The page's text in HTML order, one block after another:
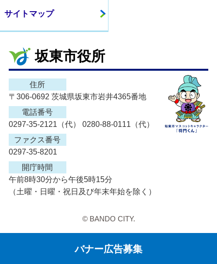
サイトマップ
坂東市役所
住所
〒306-0692 茨城県坂東市岩井4365番地
電話番号
0297-35-2121（代） 0280-88-0111（代）
ファクス番号
0297-35-8201
開庁時間
午前8時30分から午後5時15分
（土曜・日曜・祝日及び年末年始を除く）
© BANDO CITY.
バナー広告募集